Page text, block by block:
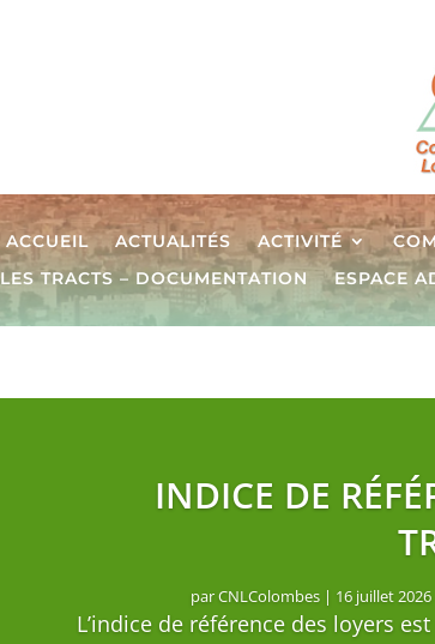
ACCUEIL ACTUALITÉS ACTIVITÉ
LES TRACTS – DOCUMENTATION
ESPACE
INDICE DE
parCNLColombes| 16 juillet 2026
L’indice de référence des loyers
CNLColombes 3 mars 2026